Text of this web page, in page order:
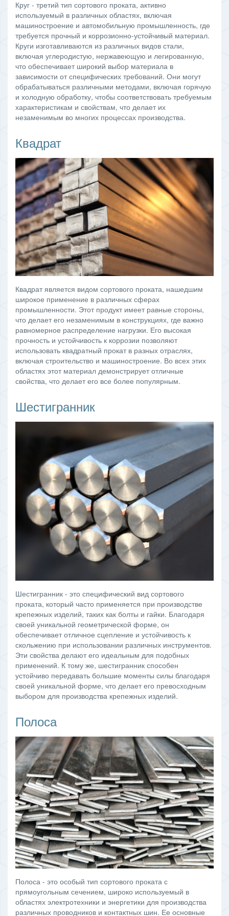
Круг - третий тип сортового проката, активно
используемый в различных областях, включая
машиностроение и автомобильную промышленность, где
требуется прочный и коррозионно-устойчивый материал.
Круги изготавливаются из различных видов стали,
включая углеродистую, нержавеющую и легированную,
что обеспечивает широкий выбор материала в
зависимости от специфических требований. Они могут
обрабатываться различными методами, включая горячую
и холодную обработку, чтобы соответствовать требуемым
характеристикам и свойствам, что делает их
незаменимым во многих процессах производства.
Квадрат
Квадрат является видом сортового проката, нашедшим
широкое применение в различных сферах
промышленности. Этот продукт имеет равные стороны,
что делает его незаменимым в конструкциях, где важно
равномерное распределение нагрузки. Его высокая
прочность и устойчивость к коррозии позволяют
использовать квадратный прокат в разных отраслях,
включая строительство и машиностроение. Во всех этих
областях этот материал демонстрирует отличные
свойства, что делает его все более популярным.
Шестигранник
Шестигранник - это специфический вид сортового
проката, который часто применяется при производстве
крепежных изделий, таких как болты и гайки. Благодаря
своей уникальной геометрической форме, он
обеспечивает отличное сцепление и устойчивость к
скольжению при использовании различных инструментов.
Эти свойства делают его идеальным для подобных
применений. К тому же, шестигранник способен
устойчиво передавать большие моменты силы благодаря
своей уникальной форме, что делает его превосходным
выбором для производства крепежных изделий.
Полоса
Полоса - это особый тип сортового проката с
прямоугольным сечением, широко используемый в
областях электротехники и энергетики для производства
различных проводников и контактных шин. Ее основные